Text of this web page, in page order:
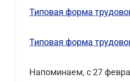
Типовая форма
Типовая форма
Напоминаем, с 27